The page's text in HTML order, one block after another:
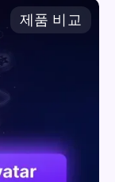
제품 비교